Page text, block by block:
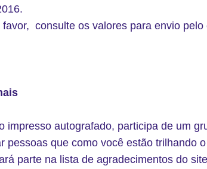
consulte os valores para envio pelo
impresso autografado, participa de um
pessoas que como você estão trilhando
parte na lista de agradecimentos do